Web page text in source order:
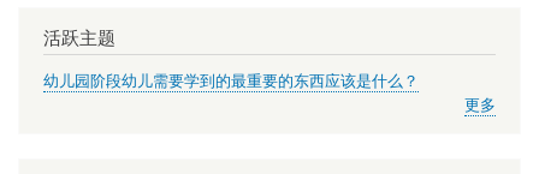
活跃主题
幼儿园阶段幼儿需要学到的最重要的东西应该是什么？
更多